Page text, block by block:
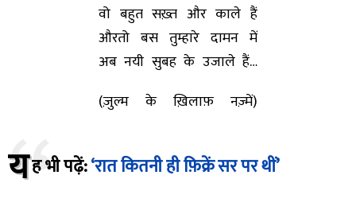
वो बहुत सख़्त और काले हैं
औरतो बस तुम्हारे दामन में
अब नयी सुबह के उजाले हैं…
(ज़ुल्म के ख़िलाफ़ नज़्में)
यह भी पढ़ें:‘रात कितनी ही फ़िक्रें सर पर थीं’